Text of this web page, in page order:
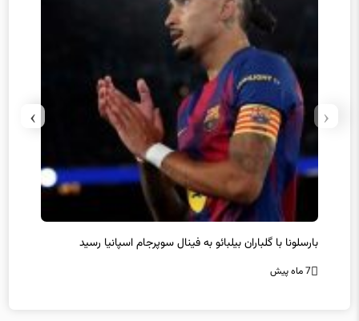
بارسلونا با گلباران بیلبائو به فینال سوپرجام اسپانیا رسید
7 ماه پیش
‹
›